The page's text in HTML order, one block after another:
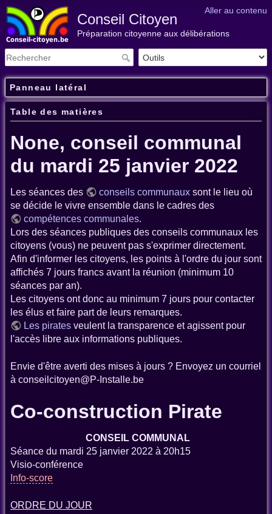
Aller au contenu
Conseil Citoyen
Préparation citoyenne aux délibérations
Panneau latéral
Table des matières
None, conseil communal
du mardi 25 janvier 2022
Les séances des conseils communaux sont le lieu où
se décide le vivre ensemble dans le cadres des
compétences communales.
Lors des séances publiques des conseils communaux les
citoyens (vous) ne peuvent pas s'exprimer directement.
Afin d'informer les citoyens, les points à l'ordre du jour sont
affichés 7 jours francs avant la réunion (minimum 10
séances par an).
Les citoyens ont donc au minimum 7 jours pour contacter
les élus et faire part de leurs remarques.
Les pirates veulent la transparence et agissent pour
l'accès libre aux informations publiques.
Envie d'être averti des mises à jours ? Envoyez un courriel
à conseilcitoyen@P-Installe.be
Co-construction Pirate
CONSEIL COMMUNAL
Séance du mardi 25 janvier 2022 à 20h15
Visio-conférence
Info-score
ORDRE DU JOUR